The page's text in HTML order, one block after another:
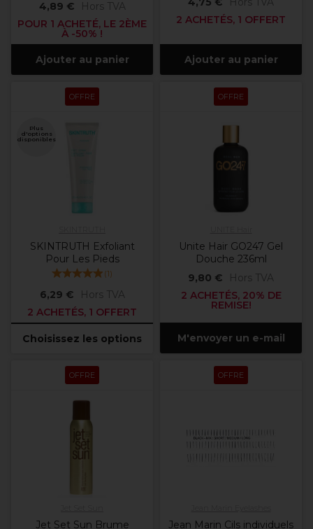
4,89 €
Hors TVA
POUR 1 ACHETÉ, LE 2ÈME
À -50% !
Ajouter au panier
2 ACHETÉS, 1 OFFERT
Ajouter au panier
OFFRE
Plus
d'options
disponibles
SKINTRUTH Exfoliant
Pour Les Pieds
(1)
6,29 €
Hors TVA
2 ACHETÉS, 1 OFFERT
Choisissez les options
OFFRE
Unite Hair GO247 Gel
Douche 236ml
9,80 €
Hors TVA
2 ACHETÉS, 20% DE
REMISE!
M'envoyer un e-mail
OFFRE
Jet Set Sun Brume
OFFRE
Jean Marin Cils individuels